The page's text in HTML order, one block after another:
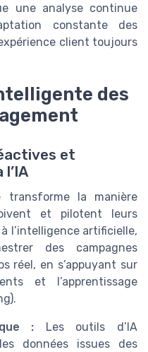
une analyse continue
constante des
client toujours
des
et
transforme la manière
et pilotent leurs
l’intelligence artificielle,
des campagnes
réel, en s’appuyant sur
et l’apprentissage
: Les outils d’IA
données issues des